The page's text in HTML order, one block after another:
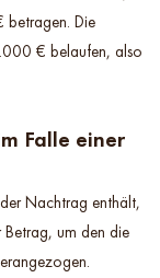
betragen. Die
€ belaufen, also
Falle einer
Nachtrag enthält,
um den die